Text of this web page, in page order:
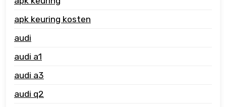
apk keuring kosten
audi
audi a1
audi a3
audi q2